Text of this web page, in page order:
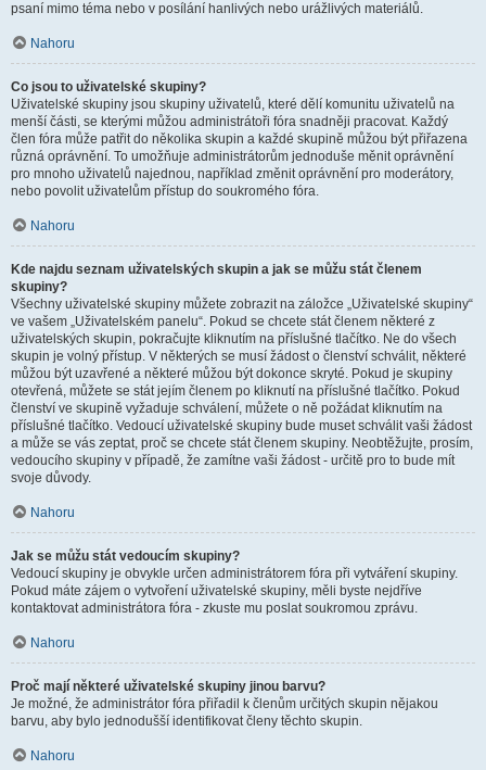
psaní mimo téma nebo v posílání hanlivých nebo urážlivých materiálů.
Nahoru
Co jsou to uživatelské skupiny?
Uživatelské skupiny jsou skupiny uživatelů, které dělí komunitu uživatelů na
menší části, se kterými můžou administrátoři fóra snadněji pracovat. Každý
člen fóra může patřit do několika skupin a každé skupině můžou být přiřazena
různá oprávnění. To umožňuje administrátorům jednoduše měnit oprávnění
pro mnoho uživatelů najednou, například změnit oprávnění pro moderátory,
nebo povolit uživatelům přístup do soukromého fóra.
Nahoru
Kde najdu seznam uživatelských skupin a jak se můžu stát členem
skupiny?
Všechny uživatelské skupiny můžete zobrazit na záložce „Uživatelské skupiny“
ve vašem „Uživatelském panelu“. Pokud se chcete stát členem některé z
uživatelských skupin, pokračujte kliknutím na příslušné tlačítko. Ne do všech
skupin je volný přístup. V některých se musí žádost o členství schválit, některé
můžou být uzavřené a některé můžou být dokonce skryté. Pokud je skupiny
otevřená, můžete se stát jejím členem po kliknutí na příslušné tlačítko. Pokud
členství ve skupině vyžaduje schválení, můžete o ně požádat kliknutím na
příslušné tlačítko. Vedoucí uživatelské skupiny bude muset schválit vaši žádost
a může se vás zeptat, proč se chcete stát členem skupiny. Neobtěžujte, prosím,
vedoucího skupiny v případě, že zamítne vaši žádost - určitě pro to bude mít
svoje důvody.
Nahoru
Jak se můžu stát vedoucím skupiny?
Vedoucí skupiny je obvykle určen administrátorem fóra při vytváření skupiny.
Pokud máte zájem o vytvoření uživatelské skupiny, měli byste nejdříve
kontaktovat administrátora fóra - zkuste mu poslat soukromou zprávu.
Nahoru
Proč mají některé uživatelské skupiny jinou barvu?
Je možné, že administrátor fóra přiřadil k členům určitých skupin nějakou
barvu, aby bylo jednodušší identifikovat členy těchto skupin.
Nahoru